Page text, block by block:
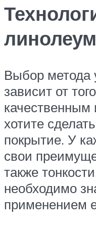
Выбор метода
зависит от
хотите
покрытие. У
свои
также
необходимо
применением